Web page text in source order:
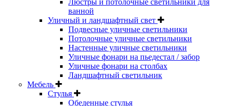
Люстры и потолочные светильники для
ванной
Уличный и ландшафтный свет
Подвесные уличные светильники
Потолочные уличные светильники
Настенные уличные светильники
Уличные фонари на пьедестал / забор
Уличные фонари на столбах
Ландшафтный светильник
Мебель
Стулья
Обеденные стулья